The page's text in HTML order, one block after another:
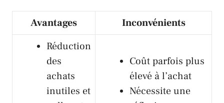
Avantages
Inconvénients
Réduction
des
achats
inutiles et
Coût parfois plus
élevé à l’achat
Nécessite une